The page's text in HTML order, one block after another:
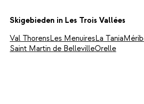
Skigebieden in Les Trois Vallées
Val ThorensLes MenuiresLa Tania
Saint Martin de BellevilleOrelle